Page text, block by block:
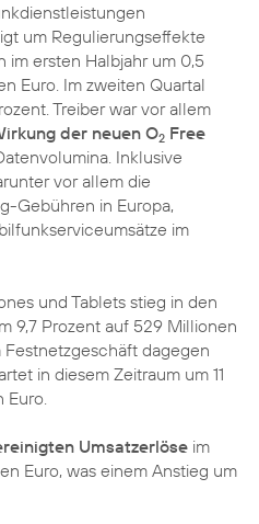
um Regulierungseffekte
im ersten Halbjahr um 0,5
Euro. Im zweiten Quartal
Treiber war vor allem
der neuen O2 Free
Inklusive
vor allem die
Gebühren in Europa,
im
und Tablets stieg in den
9,7 Prozent auf 529 Millionen
Festnetzgeschäft dagegen
in diesem Zeitraum um 11
Euro.
Umsatzerlöse im
Euro, was einem Anstieg um